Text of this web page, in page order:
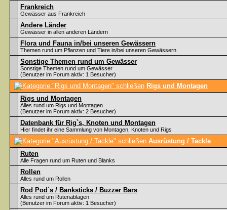
Frankreich
Gewässer aus Frankreich
Andere Länder
Gewässer in allen anderen Ländern
Flora und Fauna in/bei unseren Gewässern
Themen rund um Pflanzen und Tiere in/bei unseren Gewässern
Sonstige Themen rund um Gewässer
Sonstige Themen rund um Gewässer
(Benutzer im Forum aktiv: 1 Besucher)
Rigs und Montagen
Rigs und Montagen
Alles rund um Rigs und Montagen
(Benutzer im Forum aktiv: 2 Besucher)
Datenbank für Rig`s, Knoten und Montagen
Hier findet ihr eine Sammlung von Montagen, Knoten und Rigs
Ausrüstung / Tackle
Ruten
Alle Fragen rund um Ruten und Blanks
Rollen
Alles rund um Rollen
Rod Pod`s / Banksticks / Buzzer Bars
Alles rund um Rutenablagen
(Benutzer im Forum aktiv: 1 Besucher)